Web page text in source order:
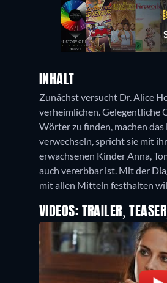
INHALT
Zunächst versucht Dr. Alice
verheimlichen. Gelegentliche
Wörter zu finden, machen das
verwechseln, spricht sie mit
erwachsenen Kinder Anna,
auch vererbbar ist. Mit der
mit allen Mitteln festhalten
VIDEOS: TRAILER,